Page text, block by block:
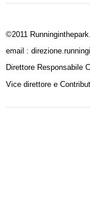
©2011
email :
Direttore Responsabile
Vice direttore e